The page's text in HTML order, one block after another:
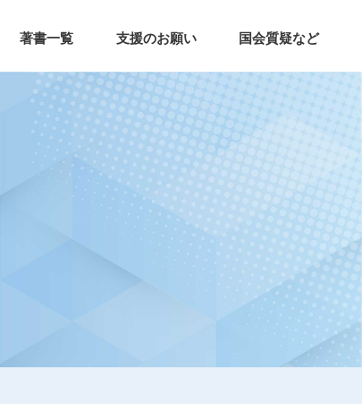
著書一覧 支援のお願い 国会質疑など